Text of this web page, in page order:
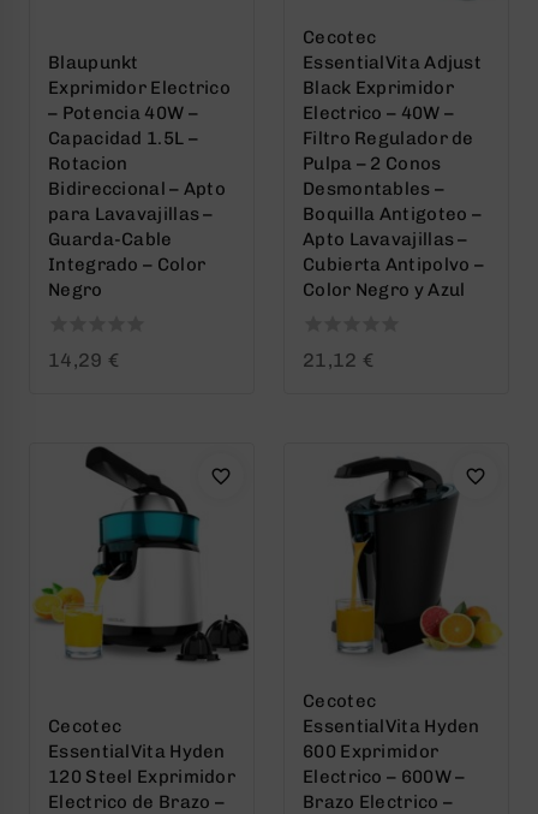
Blaupunkt
Exprimidor Electrico
– Potencia 40W –
Capacidad 1.5L –
Rotacion
Bidireccional – Apto
para Lavavajillas –
Guarda-Cable
Integrado – Color
Negro
014,29 €
Cecotec
EssentialVita Adjust
Black Exprimidor
Electrico – 40W –
Filtro Regulador de
Pulpa – 2 Conos
Desmontables –
Boquilla Antigoteo –
Apto Lavavajillas –
Cubierta Antipolvo –
Color Negro y Azul
0
21,12 €
Cecotec
EssentialVita Hyden
120 Steel Exprimidor
Electrico de Brazo –
Cecotec
EssentialVita Hyden
600 Exprimidor
Electrico – 600W –
Brazo Electrico –